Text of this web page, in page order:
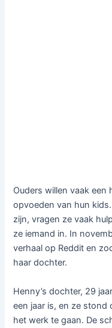
Ouders willen vaak
opvoeden van hun
zijn, vragen ze vaak
ze iemand in. In
verhaal op Reddit en
haar dochter.
Henny’s dochter, 29
een jaar is, en ze stond
het werk te gaan. De